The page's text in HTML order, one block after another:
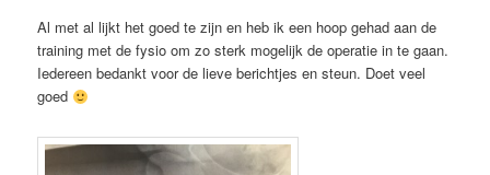
Al met al lijkt het goed te zijn en heb ik een hoop gehad aan de
training met de fysio om zo sterk mogelijk de operatie in te gaan.
Iedereen bedankt voor de lieve berichtjes en steun. Doet veel
goed